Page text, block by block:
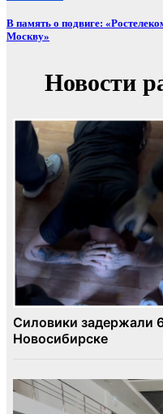
В память о подвиге:
Москву»